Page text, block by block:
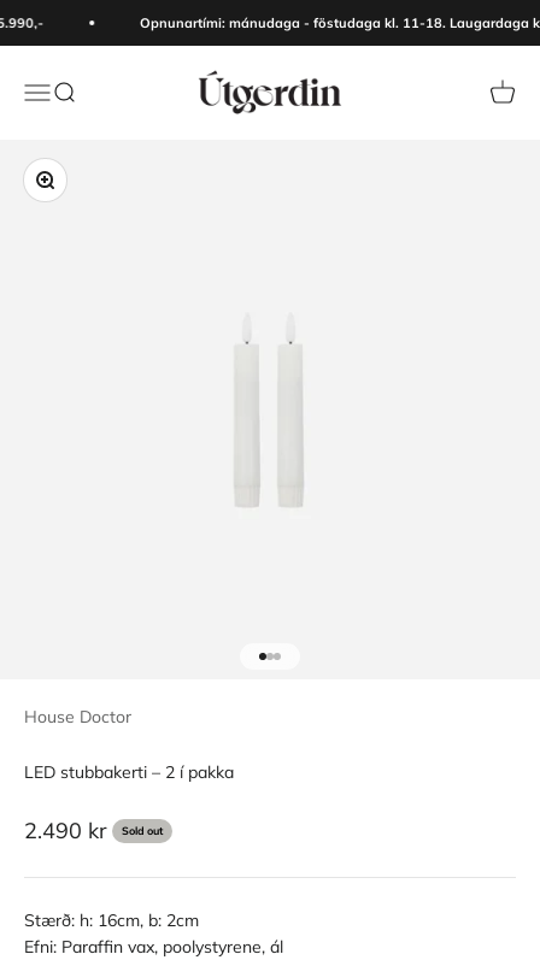
Opnunartími: mánudaga - föstudaga kl. 11-18. Laugardaga
MenuSearch
Útgerðin
Cart
Zoom
House Doctor
LED stubbakerti – 2 í pakka
Sale price
2.490 kr Sold out
Stærð: h: 16cm, b: 2cm
Efni: Paraffin vax, poolystyrene, ál